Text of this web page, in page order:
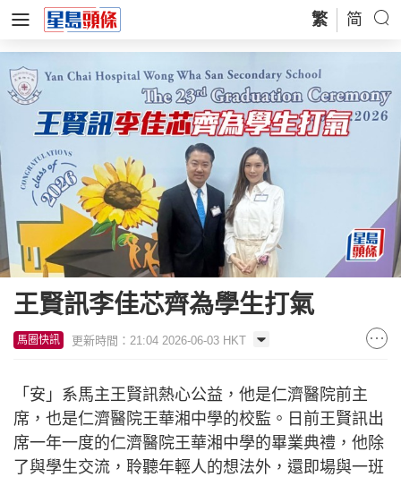
繁 简
王賢訊李佳芯齊為學生打氣
馬圈快訊 更新時間：21:04 2026-06-03 HKT
「安」系馬主王賢訊熱心公益，他是仁濟醫院前主
席，也是仁濟醫院王華湘中學的校監。日前王賢訊出
席一年一度的仁濟醫院王華湘中學的畢業典禮，他除
了與學生交流，聆聽年輕人的想法外，還即場與一班